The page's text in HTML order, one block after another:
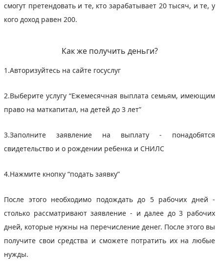
смогут претендовать и те, кто зарабатывает 20 тысяч, и те, у
кого доход равен 200.
Как же получить деньги?
1.Авторизуйтесь на сайте госуслуг
2.Выберите услугу “Ежемесячная выплата семьям, имеющим
право на маткапитал, на детей до 3 лет”
3.Заполните заявление на выплату - понадобятся
свидетельство и о рождении ребенка и СНИЛС
4.Нажмите кнопку “подать заявку”
После этого необходимо подождать до 5 рабочих дней -
столько рассматривают заявление - и далее до 3 рабочих
дней, которые нужны на перечисление денег. После этого вы
получите свои средства и сможете потратить их на любые
нужды.